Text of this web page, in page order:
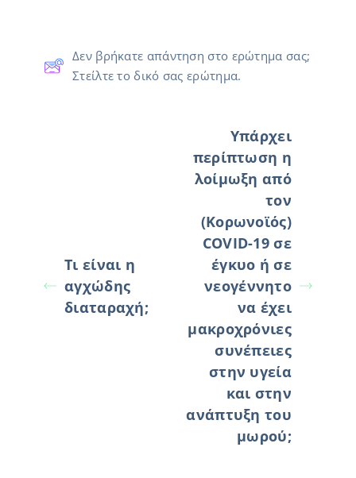
Δεν βρήκατε απάντηση στο ερώτημα σας;
Στείλτε το δικό σας ερώτημα.
Τι είναι η
αγχώδης
διαταραχή;
Υπάρχει
περίπτωση η
λοίμωξη από
τον
(Κορωνοϊός)
COVID-19 σε
έγκυο ή σε
νεογέννητο
να έχει
μακροχρόνιες
συνέπειες
στην υγεία
και στην
ανάπτυξη του
μωρού;